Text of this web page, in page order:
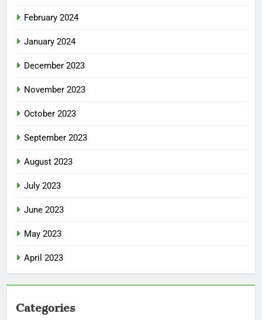
February 2024
January 2024
December 2023
November 2023
October 2023
September 2023
August 2023
July 2023
June 2023
May 2023
April 2023
Categories